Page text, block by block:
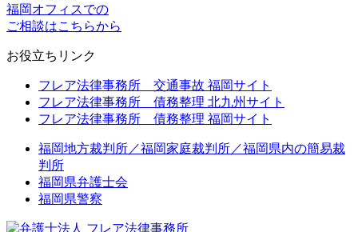
福岡オフィスでの
ご相談はこちらから
お役立ちリンク
フレア法律事務所 交通事故 福岡サイト
フレア法律事務所 債務整理 北九州サイト
フレア法律事務所 債務整理 福岡サイト
福岡地方裁判所／福岡家庭裁判所／福岡県内の簡易裁
判所
福岡県弁護士会
福岡県警察